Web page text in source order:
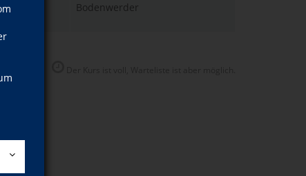
Bodenwerder